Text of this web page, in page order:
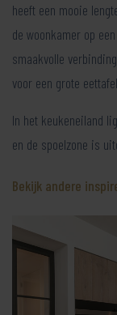
heeft een mooie
de woonkamer op
smaakvolle
voor een grote
In het keukeneiland
en de spoelzone is
Bekijk andere